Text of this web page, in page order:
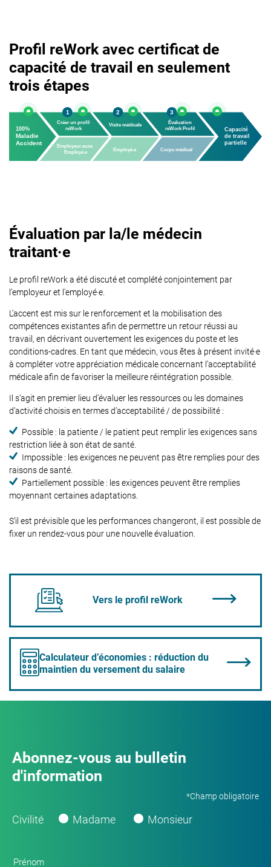
Profil reWork avec certificat de
capacité de travail en seulement
trois étapes
Évaluation par la/le médecin
traitant·e
Le profil reWork a été discuté et complété conjointement par
l’employeur et l’employé·e.
L’accent est mis sur le renforcement et la mobilisation des
compétences existantes afin de permettre un retour réussi au
travail, en décrivant ouvertement les exigences du poste et les
conditions-cadres. En tant que médecin, vous êtes à présent invité·e
à compléter votre appréciation médicale concernant l’acceptabilité
médicale afin de favoriser la meilleure réintégration possible.
Il s’agit en premier lieu d’évaluer les ressources ou les domaines
d’activité choisis en termes d’acceptabilité / de possibilité :
Possible : la patiente / le patient peut remplir les exigences sans
restriction liée à son état de santé.
Impossible : les exigences ne peuvent pas être remplies pour des
raisons de santé.
Partiellement possible : les exigences peuvent être remplies
moyennant certaines adaptations.
S’il est prévisible que les performances changeront, il est possible de
fixer un rendez-vous pour une nouvelle évaluation.
Vers le profil reWork
Calculateur d’économies : réduction du
maintien du versement du salaire
Abonnez-vous au bulletin
d'information
*Champ obligatoire
Civilité Madame Monsieur